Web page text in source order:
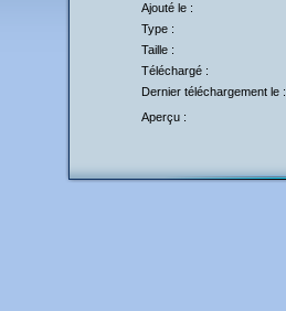
Ajouté le :
Type :
Taille :
Téléchargé :
Dernier téléchargement le :
Aperçu :